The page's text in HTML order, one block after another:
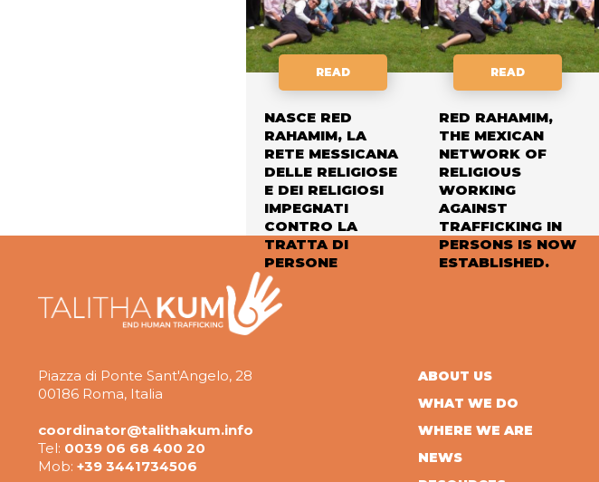
READ
NASCE RED
RAHAMIM, LA
RETE MESSICANA
DELLE RELIGIOSE
E DEI RELIGIOSI
IMPEGNATI
CONTRO LA
TRATTA DI
PERSONE
READ
RED RAHAMIM,
THE MEXICAN
NETWORK OF
RELIGIOUS
WORKING
AGAINST
TRAFFICKING IN
PERSONS IS NOW
ESTABLISHED.
Piazza di Ponte Sant'Angelo, 28
00186 Roma, Italia
coordinator@talithakum.info
Tel: 0039 06 68 400 20
Mob: +39 3441734506
ABOUT US
WHAT WE DO
WHERE WE ARE
NEWS